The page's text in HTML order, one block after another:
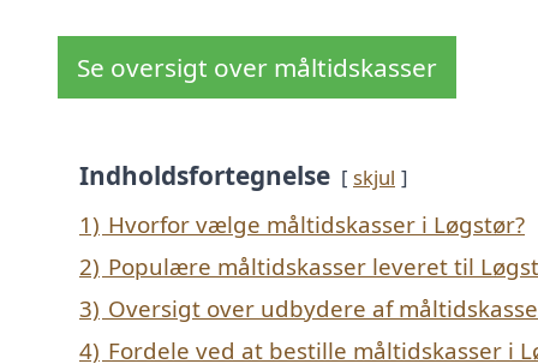
Se oversigt over måltidskasser
Indholdsfortegnelse skjul
1) Hvorfor vælge måltidskasser i Løgstør?
2) Populære måltidskasser leveret til
3) Oversigt over udbydere af
4) Fordele ved at bestille måltidskasser i